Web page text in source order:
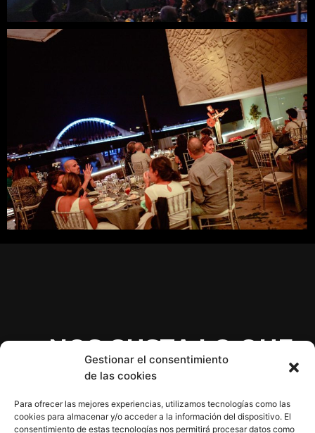
Gestionar el consentimiento
de las cookies
Para ofrecer las mejores experiencias, utilizamos tecnologías como las
cookies para almacenar y/o acceder a la información del dispositivo. El
consentimiento de estas tecnologías nos permitirá procesar datos como
...NOS GUSTA LO QUE
HACEMOS!